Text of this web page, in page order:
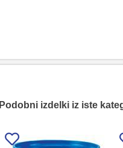
Podobni izdelki iz iste